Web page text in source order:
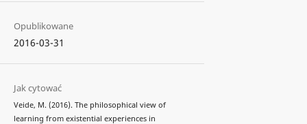
Opublikowane
2016-03-31
Jak cytować
Veide, M. (2016). The philosophical view of
learning from existential experiences in